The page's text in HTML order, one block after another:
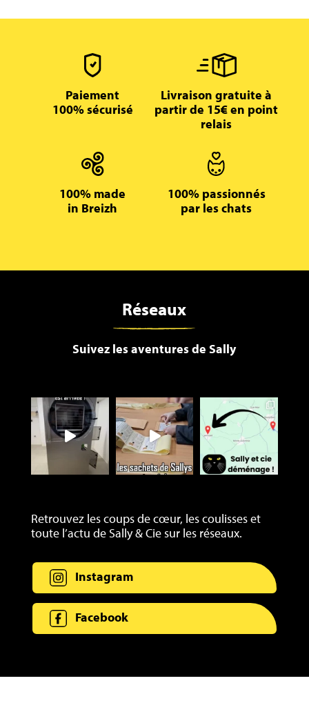
Paiement
100% sécurisé
Livraison gratuite à
partir de 15€ en point
relais
100% made
in Breizh
100% passionnés
par les chats
Réseaux
Suivez les aventures de Sally
Retrouvez les coups de cœur, les coulisses et
toute l’actu de Sally & Cie sur les réseaux.
Instagram
Facebook